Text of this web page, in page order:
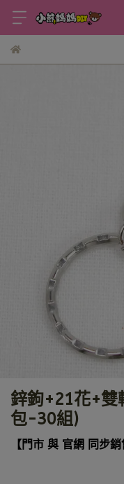
鋅鉤+21花+
包-30組)
【門市 與 官網 同步